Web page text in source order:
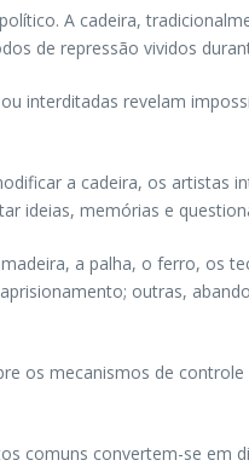
A cadeira,
de repressão vividos
interditadas revelam
a cadeira, os artistas
ideias, memórias e
a palha, o ferro, os
outras,
os mecanismos de
comuns convertem-se em